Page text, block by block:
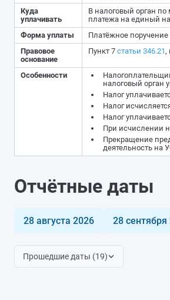
Куда
уплачивать
В налоговый орган
платежа на единый
Форма уплаты
Платёжное
Правовое
основание
Пункт 7 статьи 346.21,
Особенности
налоговый орган
Налог
Налог
Налог
При исчислении
Прекращение
деятельность на
Отчётные даты
28 августа 2026 28 сентября
Прошедшие даты (19)